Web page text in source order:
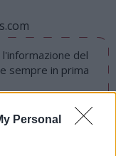
Personal
del
sempre in prima